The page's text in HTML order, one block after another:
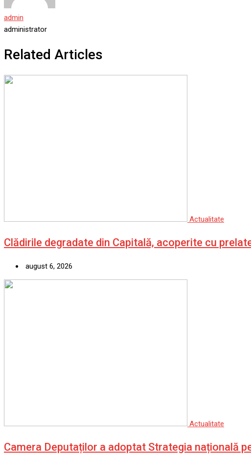
admin
administrator
Related Articles
Actualitate
Clădirile degradate din Capitală, acoperite cu
august 6, 2026
Actualitate
Camera Deputaților a adoptat Strategia națională